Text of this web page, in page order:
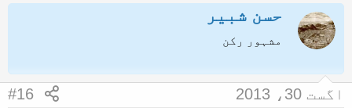
a
c
t
o
n
حسن شبیر
مشہور رکن
اگست 30، 2013 #16